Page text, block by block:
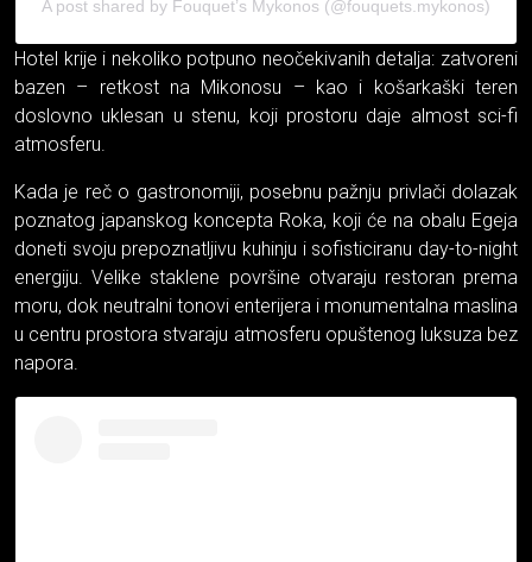
A post shared by Fouquet’s Mykonos (@fouquets.mykonos)
Hotel krije i nekoliko potpuno neočekivanih detalja: zatvoreni
bazen – retkost na Mikonosu – kao i košarkaški teren
doslovno uklesan u stenu, koji prostoru daje almost sci-fi
atmosferu.
Kada je reč o gastronomiji, posebnu pažnju privlači dolazak
poznatog japanskog koncepta Roka, koji će na obalu Egeja
doneti svoju prepoznatljivu kuhinju i sofisticiranu day-to-night
energiju. Velike staklene površine otvaraju restoran prema
moru, dok neutralni tonovi enterijera i monumentalna maslina
u centru prostora stvaraju atmosferu opuštenog luksuza bez
napora.